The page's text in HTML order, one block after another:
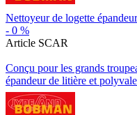
Nettoyeur de logette
- 0 %
Article SCAR
Conçu pour les grands
épandeur de litière et